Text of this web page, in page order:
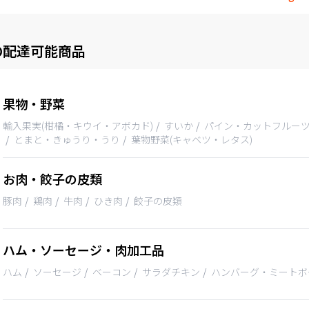
達可能商品
果物・野菜
輸入果実(柑橘・キウイ・アボカド) すいか
パイン・カットフルー
とまと・きゅうり・うり
葉物野菜(キャベツ・レタス)
お肉・餃子の皮類
豚肉 鶏肉 牛肉 ひき肉 餃子の皮類
ハム・ソーセージ・肉加工品
ハム ソーセージ ベーコン サラダチキン ハンバーグ・ミート